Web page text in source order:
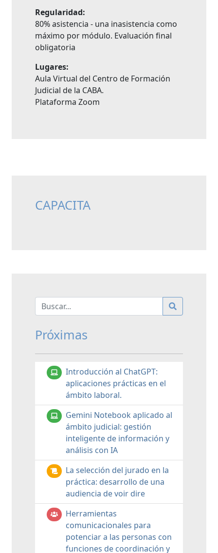
Regularidad:
80% asistencia - una inasistencia como
máximo por módulo. Evaluación final
obligatoria
Lugares:
Aula Virtual del Centro de Formación
Judicial de la CABA.
Plataforma Zoom
CAPACITA
Próximas
Introducción al ChatGPT:
aplicaciones prácticas en el
ámbito laboral.
Gemini Notebook aplicado al
ámbito judicial: gestión
inteligente de información y
análisis con IA
La selección del jurado en la
práctica: desarrollo de una
audiencia de voir dire
Herramientas
comunicacionales para
potenciar a las personas con
funciones de coordinación y